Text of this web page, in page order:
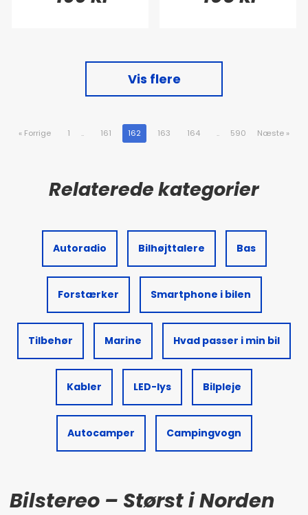
Vis flere
« Forrige 1 .. 161 162 163 164 .. 590 Næste »
Autoradio Bilhøjttalere Bas
Forstærker Smartphone i bilen
Tilbehør Marine Hvad passer i min bil
Kabler LED-lys Bilpleje
Autocamper Campingvogn
Bilstereo – Størst i Norden